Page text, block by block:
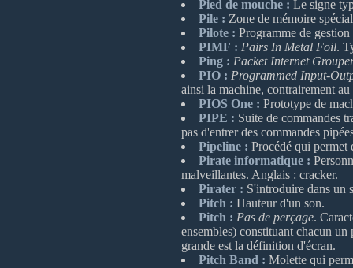
Pied de mouche : Le signe
Pile : Zone de mémoire
Pilote : Programme de
PIMF : Pairs In Metal Foil.
Ping : Packet Internet
PIO : Programmed Input-
ainsi la machine, contrairement
PIOS One : Prototype de
PIPE : Suite de commandes
pas d'entrer des commandes
Pipeline : Procédé qui permet
Pirate informatique :
malveillantes. Anglais : cracker.
Pirater : S'introduire dans un
Pitch : Hauteur d'un son.
Pitch : Pas de perçage.
ensembles) constituant chacun
grande est la définition d'écran.
Pitch Band : Molette qui